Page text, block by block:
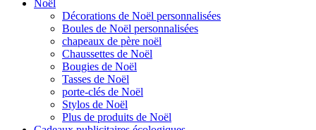
Noël
Décorations de Noël personnalisées
Boules de Noël personnalisées
chapeaux de père noël
Chaussettes de Noël
Bougies de Noël
Tasses de Noël
porte-clés de Noël
Stylos de Noël
Plus de produits de Noël